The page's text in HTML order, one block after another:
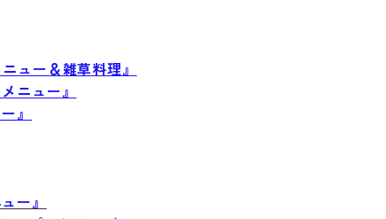
ュー＆雑草料理』
ニュー』
』
ー』